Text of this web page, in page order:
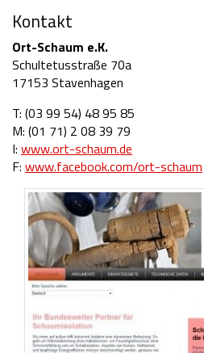
Kontakt
Ort-Schaum e.K.
Schultetusstraße 70a
17153 Stavenhagen
T: (03 99 54) 48 95 85
M: (01 71) 2 08 39 79
I: www.ort-schaum.de
F: www.facebook.com/ort-schaum